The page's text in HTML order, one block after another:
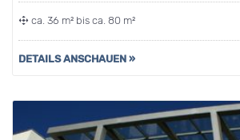
ca. 36 m² bis ca. 80 m²
DETAILS ANSCHAUEN »